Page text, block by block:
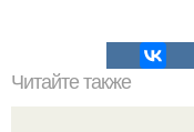
Читайте также